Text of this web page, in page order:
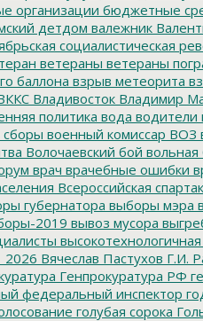
организации бюджетные
детдом валежник
социалистическая
ветераны ветераны
баллона взрыв метеорита
Владивосток Владимир
политика вода водители
военный комиссар ВОЗ
Волочаевский бой
врач врачебные ошибки
Всероссийская
губернатора выборы мэра
2019 вывоз мусора
Вячеслав Пастухов Г.И.
Генпрокуратура РФ
федеральный инспектор
голубая сорока